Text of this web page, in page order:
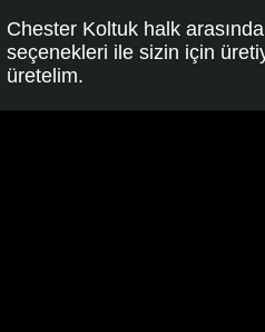
Chester Koltuk halk
seçenekleri ile sizin için
üretelim.